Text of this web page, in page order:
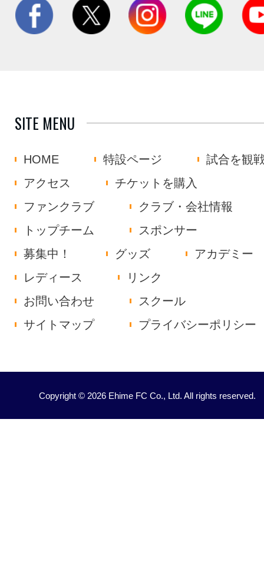
SITE MENU
HOME 特設ページ
試合を観
アクセス
チケットを購入
ファンクラブ
クラブ・会社情報
トップチーム
スポンサー
募集中！
グッズ
アカデミー
レディース
リンク
お問い合わせ
スクール
サイトマップ
プライバシーポリシー
Copyright © 2026 Ehime FC Co., Ltd. All rights reserved.